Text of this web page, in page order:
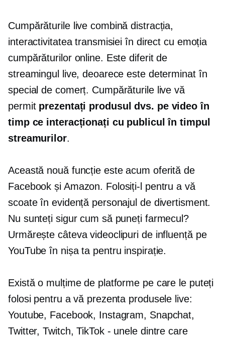
Cumpărăturile live combină distracția,
interactivitatea transmisiei în direct cu emoția
cumpărăturilor online. Este diferit de
streamingul live, deoarece este determinat în
special de comerț. Cumpărăturile live vă
permit prezentați produsul dvs. pe video în
timp ce interacționați cu publicul în timpul
streamurilor.
Această nouă funcție este acum oferită de
Facebook și Amazon. Folosiți-l pentru a vă
scoate în evidență personajul de divertisment.
Nu sunteți sigur cum să puneți farmecul?
Urmărește câteva videoclipuri de influență pe
YouTube în nișa ta pentru inspirație.
Există o mulțime de platforme pe care le puteți
folosi pentru a vă prezenta produsele live:
Youtube, Facebook, Instagram, Snapchat,
Twitter, Twitch,TikTok - uneledintre care